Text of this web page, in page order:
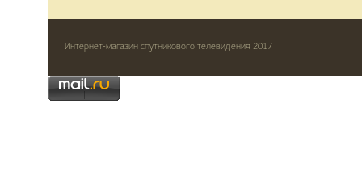
Интернет-магазин спутникового телевидения 2017